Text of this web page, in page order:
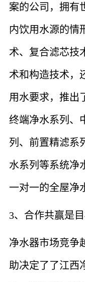
案的公司，拥有
内饮用水源的情
术、复合滤芯技
术和构造技术，
用水要求，推出
终端净水系列、
列、前置精滤系
水系列等系统净
一对一的全屋净
3、合作共赢是
净水器市场竞争
助决定了了江西